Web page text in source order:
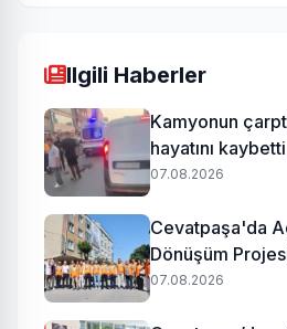
Ilgili Haberler
Kamyonun
hayatını kaybetti
07.08.2026
Cevatpaşa'da
Dönüşüm
başladı
07.08.2026